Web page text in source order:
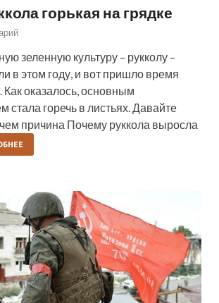
горькая на грядке
зеленную культуру – рукколу –
в этом году, и вот пришло время
Как оказалось, основным
стала горечь в листьях. Давайте
причина Почему руккола выросла